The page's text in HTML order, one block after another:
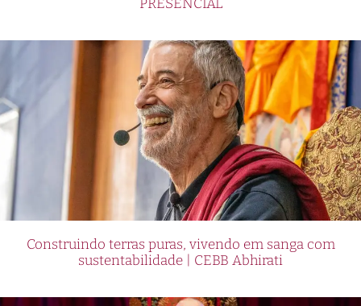
PRESENCIAL
Construindo terras puras, vivendo em sanga com
sustentabilidade | CEBB Abhirati